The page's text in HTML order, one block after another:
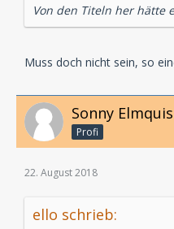
Von den Titeln her hätte
Muss doch nicht sein, so
Sonny
Profi
22. August 2018
ello schrieb: